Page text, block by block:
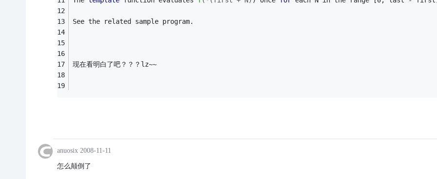
See the related sample program.
现在看明白了吧？？？lz~~
anuosix 2008-11-11
怎么颠倒了